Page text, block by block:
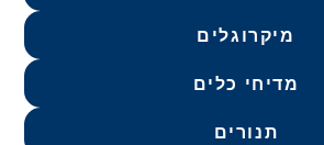
מיקרוגלים
מדיחי כלים
תנורים